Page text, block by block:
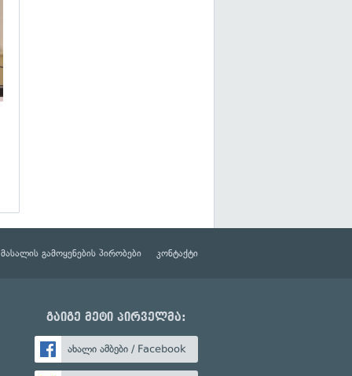
მასალის გამოყენების პირობები კონტაქტი
გაიგე მეტი პირველმა:
ახალი ამბები / Facebook